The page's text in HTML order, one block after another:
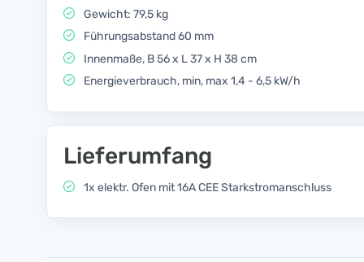
Gewicht: 79,5 kg
Führungsabstand 60 mm
Innenmaße, B 56 x L 37 x H 38 cm
Energieverbrauch, min, max 1,4 - 6,5 kW/h
Lieferumfang
1x elektr. Ofen mit 16A CEE Starkstromanschluss